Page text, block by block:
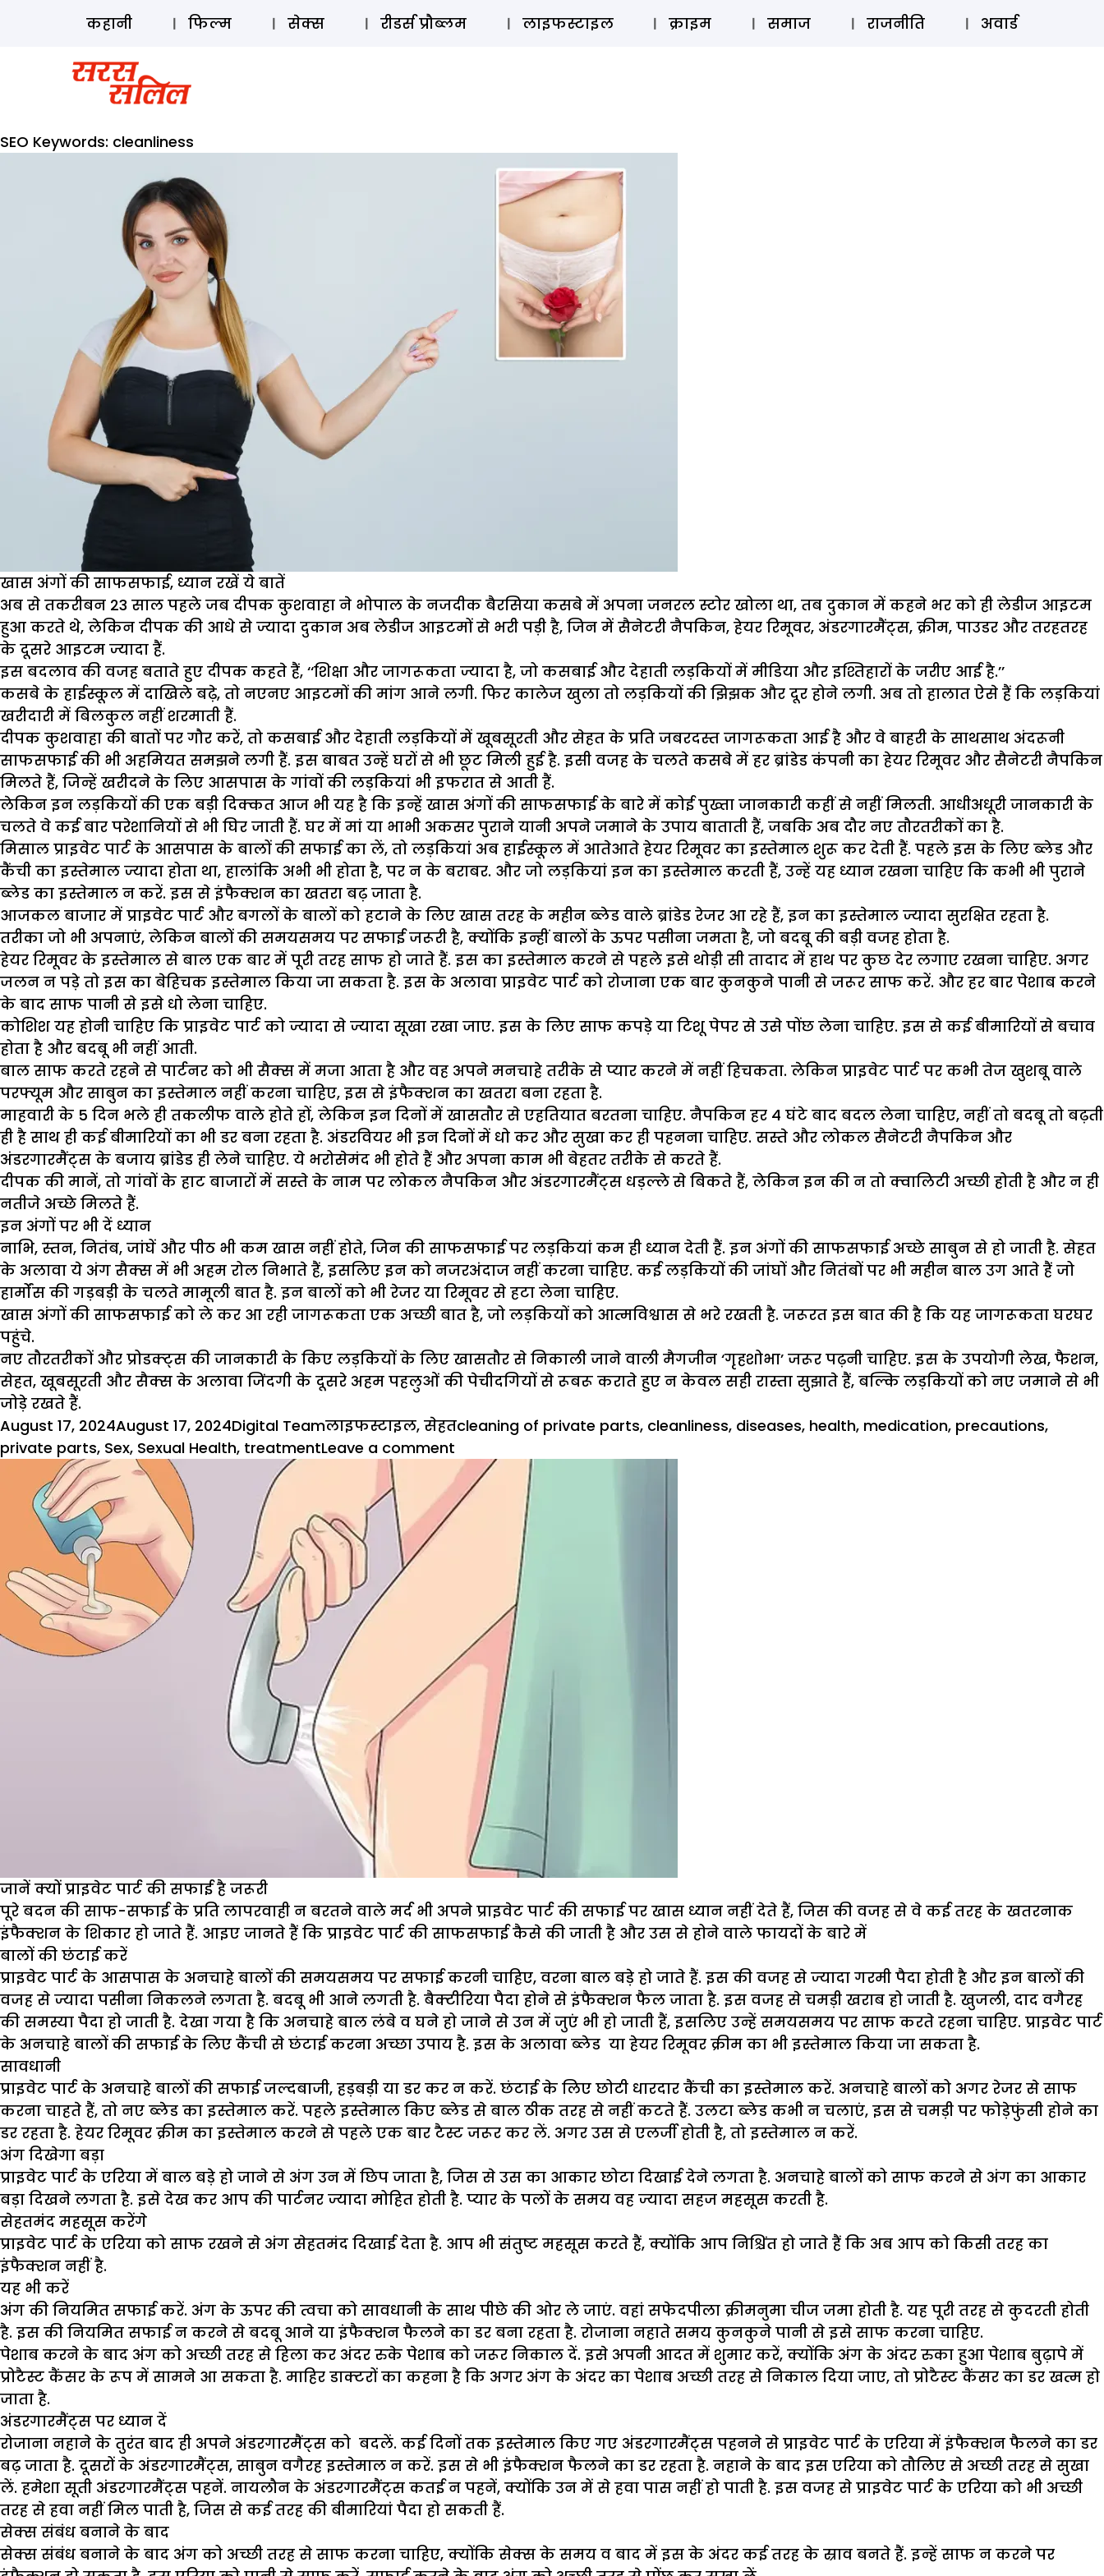
ऑडियो स्टोरी लॉग इन ⚲ SUBSCRIBE
कहानी फिल्म सेक्स रीडर्स प्रौब्लम लाइफस्टाइल क्राइम समाज राजनीति अवार्ड
SEO Keywords: cleanliness
खास अंगों की साफसफाई, ध्यान रखें ये बातें
अब से तकरीबन 23 साल पहले जब दीपक कुशवाहा ने भोपाल के नजदीक बैरसिया कसबे में अपना जनरल स्टोर खोला था, तब दुकान में कहने भर को ही लेडीज आइटम
हुआ करते थे, लेकिन दीपक की आधे से ज्यादा दुकान अब लेडीज आइटमों से भरी पड़ी है, जिन में सैनेटरी नैपकिन, हेयर रिमूवर, अंडरगारमैंट्स, क्रीम, पाउडर और तरहतरह
के दूसरे आइटम ज्यादा हैं.
इस बदलाव की वजह बताते हुए दीपक कहते हैं, ‘‘शिक्षा और जागरूकता ज्यादा है, जो कसबाई और देहाती लड़कियों में मीडिया और इश्तिहारों के जरीए आई है.’’
कसबे के हाईस्कूल में दाखिले बढ़े, तो नएनए आइटमों की मांग आने लगी. फिर कालेज खुला तो लड़कियों की झिझक और दूर होने लगी. अब तो हालात ऐसे हैं कि लड़कियां
खरीदारी में बिलकुल नहीं शरमाती हैं.
दीपक कुशवाहा की बातों पर गौर करें, तो कसबाई और देहाती लड़कियों में खूबसूरती और सेहत के प्रति जबरदस्त जागरूकता आई है और वे बाहरी के साथसाथ अंदरूनी
साफसफाई की भी अहमियत समझने लगी हैं. इस बाबत उन्हें घरों से भी छूट मिली हुई है. इसी वजह के चलते कसबे में हर ब्रांडेड कंपनी का हेयर रिमूवर और सैनेटरी नैपकिन
मिलते हैं, जिन्हें खरीदने के लिए आसपास के गांवों की लड़कियां भी इफरात से आती हैं.
लेकिन इन लड़कियों की एक बड़ी दिक्कत आज भी यह है कि इन्हें खास अंगों की साफसफाई के बारे में कोई पुख्ता जानकारी कहीं से नहीं मिलती. आधीअधूरी जानकारी के
चलते वे कई बार परेशानियों से भी घिर जाती हैं. घर में मां या भाभी अकसर पुराने यानी अपने जमाने के उपाय बाताती हैं, जबकि अब दौर नए तौरतरीकों का है.
मिसाल प्राइवेट पार्ट के आसपास के बालों की सफाई का लें, तो लड़कियां अब हाईस्कूल में आतेआते हेयर रिमूवर का इस्तेमाल शुरू कर देती हैं. पहले इस के लिए ब्लेड और
कैंची का इस्तेमाल ज्यादा होता था, हालांकि अभी भी होता है, पर न के बराबर. और जो लड़कियां इन का इस्तेमाल करती हैं, उन्हें यह ध्यान रखना चाहिए कि कभी भी पुराने
ब्लेड का इस्तेमाल न करें. इस से इंफैक्शन का खतरा बढ़ जाता है.
आजकल बाजार में प्राइवेट पार्ट और बगलों के बालों को हटाने के लिए खास तरह के महीन ब्लेड वाले ब्रांडेड रेजर आ रहे हैं, इन का इस्तेमाल ज्यादा सुरक्षित रहता है.
तरीका जो भी अपनाएं, लेकिन बालों की समयसमय पर सफाई जरूरी है, क्योंकि इन्हीं बालों के ऊपर पसीना जमता है, जो बदबू की बड़ी वजह होता है.
हेयर रिमूवर के इस्तेमाल से बाल एक बार में पूरी तरह साफ हो जाते हैं. इस का इस्तेमाल करने से पहले इसे थोड़ी सी तादाद में हाथ पर कुछ देर लगाए रखना चाहिए. अगर
जलन न पड़े तो इस का बेहिचक इस्तेमाल किया जा सकता है. इस के अलावा प्राइवेट पार्ट को रोजाना एक बार कुनकुने पानी से जरूर साफ करें. और हर बार पेशाब करने
के बाद साफ पानी से इसे धो लेना चाहिए.
कोशिश यह होनी चाहिए कि प्राइवेट पार्ट को ज्यादा से ज्यादा सूखा रखा जाए. इस के लिए साफ कपड़े या टिशू पेपर से उसे पोंछ लेना चाहिए. इस से कई बीमारियों से बचाव
होता है और बदबू भी नहीं आती.
बाल साफ करते रहने से पार्टनर को भी सैक्स में मजा आता है और वह अपने मनचाहे तरीके से प्यार करने में नहीं हिचकता. लेकिन प्राइवेट पार्ट पर कभी तेज खुशबू वाले
परफ्यूम और साबुन का इस्तेमाल नहीं करना चाहिए, इस से इंफैक्शन का खतरा बना रहता है.
माहवारी के 5 दिन भले ही तकलीफ वाले होते हों, लेकिन इन दिनों में खासतौर से एहतियात बरतना चाहिए. नैपकिन हर 4 घंटे बाद बदल लेना चाहिए, नहीं तो बदबू तो बढ़ती
ही है साथ ही कई बीमारियों का भी डर बना रहता है. अंडरवियर भी इन दिनों में धो कर और सुखा कर ही पहनना चाहिए. सस्ते और लोकल सैनेटरी नैपकिन और
अंडरगारमैंट्स के बजाय ब्रांडेड ही लेने चाहिए. ये भरोसेमंद भी होते हैं और अपना काम भी बेहतर तरीके से करते हैं.
दीपक की मानें, तो गांवों के हाट बाजारों में सस्ते के नाम पर लोकल नैपकिन और अंडरगारमैंट्स धड़ल्ले से बिकते हैं, लेकिन इन की न तो क्वालिटी अच्छी होती है और न ही
नतीजे अच्छे मिलते हैं.
इन अंगों पर भी दें ध्यान
नाभि, स्तन, नितंब, जांघें और पीठ भी कम खास नहीं होते, जिन की साफसफाई पर लड़कियां कम ही ध्यान देती हैं. इन अंगों की साफसफाई अच्छे साबुन से हो जाती है. सेहत
के अलावा ये अंग सैक्स में भी अहम रोल निभाते हैं, इसलिए इन को नजरअंदाज नहीं करना चाहिए. कई लड़कियों की जांघों और नितंबों पर भी महीन बाल उग आते हैं जो
हार्मोंस की गड़बड़ी के चलते मामूली बात है. इन बालों को भी रेजर या रिमूवर से हटा लेना चाहिए.
खास अंगों की साफसफाई को ले कर आ रही जागरूकता एक अच्छी बात है, जो लड़कियों को आत्मविश्वास से भरे रखती है. जरूरत इस बात की है कि यह जागरूकता घरघर
पहुंचे.
नए तौरतरीकों और प्रोडक्ट्स की जानकारी के किए लड़कियों के लिए खासतौर से निकाली जाने वाली मैगजीन ‘गृहशोभा’ जरूर पढ़नी चाहिए. इस के उपयोगी लेख, फैशन,
सेहत, खूबसूरती और सैक्स के अलावा जिंदगी के दूसरे अहम पहलुओं की पेचीदगियों से रूबरू कराते हुए न केवल सही रास्ता सुझाते हैं, बल्कि लड़कियों को नए जमाने से भी
जोड़े रखते हैं.
Posted
on
August 17, 2024August 17, 2024Author
Digital TeamCategories
लाइफस्टाइल, सेहतTags
cleaning of private parts, cleanliness, diseases, health, medication, precautions,
private parts, Sex, Sexual Health, treatmentLeave a comment
खास
अंगों
की
साफसफाई,
जानें क्यों प्राइवेट पार्ट की सफाई है जरूरी
पूरे बदन की साफ-सफाई के प्रति लापरवाही न बरतने वाले मर्द भी अपने प्राइवेट पार्ट की सफाई पर खास ध्यान नहीं देते हैं, जिस की वजह से वे कई तरह के खतरनाक
इंफैक्शन के शिकार हो जाते हैं. आइए जानते हैं कि प्राइवेट पार्ट की साफसफाई कैसे की जाती है और उस से होने वाले फायदों के बारे में
बालों की छंटाई करें
प्राइवेट पार्ट के आसपास के अनचाहे बालों की समयसमय पर सफाई करनी चाहिए, वरना बाल बड़े हो जाते हैं. इस की वजह से ज्यादा गरमी पैदा होती है और इन बालों की
वजह से ज्यादा पसीना निकलने लगता है. बदबू भी आने लगती है. बैक्टीरिया पैदा होने से इंफैक्शन फैल जाता है. इस वजह से चमड़ी खराब हो जाती है. खुजली, दाद वगैरह
की समस्या पैदा हो जाती है. देखा गया है कि अनचाहे बाल लंबे व घने हो जाने से उन में जुएं भी हो जाती हैं, इसलिए उन्हें समयसमय पर साफ करते रहना चाहिए. प्राइवेट पार्ट
के अनचाहे बालों की सफाई के लिए कैंची से छंटाई करना अच्छा उपाय है. इस के अलावा ब्लेड या हेयर रिमूवर क्रीम का भी इस्तेमाल किया जा सकता है.
सावधानी
प्राइवेट पार्ट के अनचाहे बालों की सफाई जल्दबाजी, हड़बड़ी या डर कर न करें. छंटाई के लिए छोटी धारदार कैंची का इस्तेमाल करें. अनचाहे बालों को अगर रेजर से साफ
करना चाहते हैं, तो नए ब्लेड का इस्तेमाल करें. पहले इस्तेमाल किए ब्लेड से बाल ठीक तरह से नहीं कटते हैं. उलटा ब्लेड कभी न चलाएं, इस से चमड़ी पर फोड़ेफुंसी होने का
डर रहता है. हेयर रिमूवर क्रीम का इस्तेमाल करने से पहले एक बार टैस्ट जरूर कर लें. अगर उस से एलर्जी होती है, तो इस्तेमाल न करें.
अंग दिखेगा बड़ा
प्राइवेट पार्ट के एरिया में बाल बड़े हो जाने से अंग उन में छिप जाता है, जिस से उस का आकार छोटा दिखाई देने लगता है. अनचाहे बालों को साफ करने से अंग का आकार
बड़ा दिखने लगता है. इसे देख कर आप की पार्टनर ज्यादा मोहित होती है. प्यार के पलों के समय वह ज्यादा सहज महसूस करती है.
सेहतमंद महसूस करेंगे
प्राइवेट पार्ट के एरिया को साफ रखने से अंग सेहतमंद दिखाई देता है. आप भी संतुष्ट महसूस करते हैं, क्योंकि आप निश्चिंत हो जाते हैं कि अब आप को किसी तरह का
इंफैक्शन नहीं है.
यह भी करें
अंग की नियमित सफाई करें. अंग के ऊपर की त्वचा को सावधानी के साथ पीछे की ओर ले जाएं. वहां सफेदपीला क्रीमनुमा चीज जमा होती है. यह पूरी तरह से कुदरती होती
है. इस की नियमित सफाई न करने से बदबू आने या इंफैक्शन फैलने का डर बना रहता है. रोजाना नहाते समय कुनकुने पानी से इसे साफ करना चाहिए.
पेशाब करने के बाद अंग को अच्छी तरह से हिला कर अंदर रुके पेशाब को जरूर निकाल दें. इसे अपनी आदत में शुमार करें, क्योंकि अंग के अंदर रुका हुआ पेशाब बुढ़ापे में
प्रोटैस्ट कैंसर के रूप में सामने आ सकता है. माहिर डाक्टरों का कहना है कि अगर अंग के अंदर का पेशाब अच्छी तरह से निकाल दिया जाए, तो प्रोटैस्ट कैंसर का डर खत्म हो
जाता है.
अंडरगारमैंट्स पर ध्यान दें
रोजाना नहाने के तुरंत बाद ही अपने अंडरगारमैंट्स को बदलें. कई दिनों तक इस्तेमाल किए गए अंडरगारमैंट्स पहनने से प्राइवेट पार्ट के एरिया में इंफैक्शन फैलने का डर
बढ़ जाता है. दूसरों के अंडरगारमैंट्स, साबुन वगैरह इस्तेमाल न करें. इस से भी इंफैक्शन फैलने का डर रहता है. नहाने के बाद इस एरिया को तौलिए से अच्छी तरह से सुखा
लें. हमेशा सूती अंडरगारमैंट्स पहनें. नायलौन के अंडरगारमैंट्स कतई न पहनें, क्योंकि उन में से हवा पास नहीं हो पाती है. इस वजह से प्राइवेट पार्ट के एरिया को भी अच्छी
तरह से हवा नहीं मिल पाती है, जिस से कई तरह की बीमारियां पैदा हो सकती हैं.
सेक्स संबंध बनाने के बाद
सेक्स संबंध बनाने के बाद अंग को अच्छी तरह से साफ करना चाहिए, क्योंकि सेक्स के समय व बाद में इस के अंदर कई तरह के स्राव बनते हैं. इन्हें साफ न करने पर